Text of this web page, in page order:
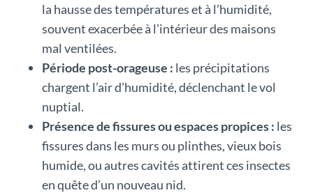
la hausse des températures et à l’humidité,
souvent exacerbée à l’intérieur des maisons
mal ventilées.
Période post-orageuse : les précipitations
chargent l’air d’humidité, déclenchant le vol
nuptial.
Présence de fissures ou espaces propices : les
fissures dans les murs ou plinthes, vieux bois
humide, ou autres cavités attirent ces insectes
en quête d’un nouveau nid.